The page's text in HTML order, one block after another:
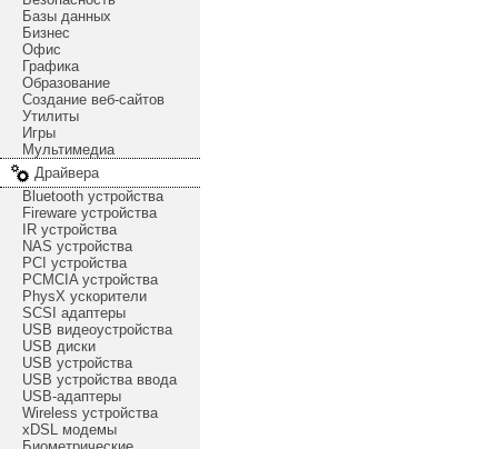
Базы данных
Бизнес
Офис
Графика
Образование
Создание веб-сайтов
Утилиты
Игры
Мультимедиа
Драйвера
Bluetooth устройства
Fireware устройства
IR устройства
NAS устройства
PCI устройства
PCMCIA устройства
PhysX ускорители
SCSI адаптеры
USB видеоустройства
USB диски
USB устройства
USB устройства ввода
USB-адаптеры
Wireless устройства
xDSL модемы